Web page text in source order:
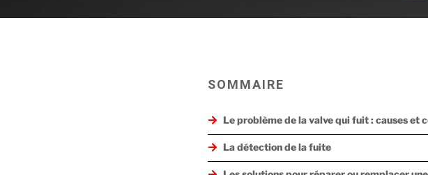
SOMMAIRE
Le problème de la valve qui fuit : causes et
La détection de la fuite